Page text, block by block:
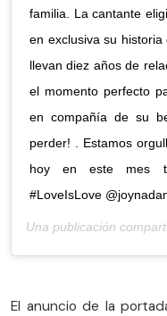
familia. La cantante
en exclusiva su
llevan diez años de
el momento perfecto
en compañía de su
perder! . Estamos
hoy en este mes
#LoveIsLove
Una publicación
El anuncio de la